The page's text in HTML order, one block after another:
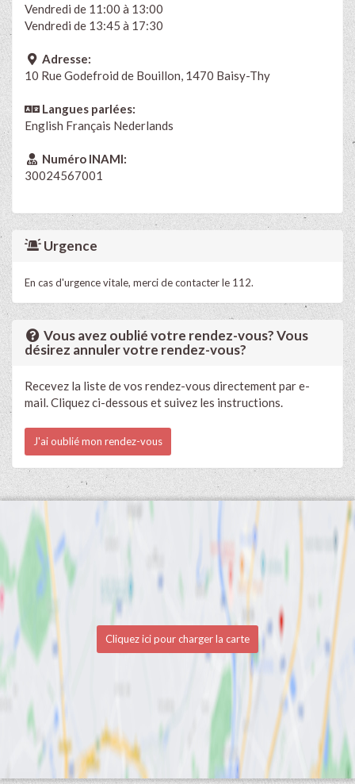
Vendredi de 11:00 à 13:00
Vendredi de 13:45 à 17:30
Adresse:
10 Rue Godefroid de Bouillon, 1470 Baisy-Thy
Langues parlées:
English Français Nederlands
Numéro INAMI:
30024567001
Urgence
En cas d'urgence vitale, merci de contacter le 112.
Vous avez oublié votre rendez-vous? Vous
désirez annuler votre rendez-vous?
Recevez la liste de vos rendez-vous directement par e-
mail. Cliquez ci-dessous et suivez les instructions.
J'ai oublié mon rendez-vous
Cliquez ici pour charger la carte